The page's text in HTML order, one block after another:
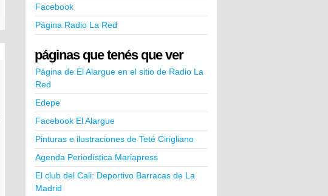
Facebook
Página Radio La Red
páginas que tenés que ver
Página de El Alargue en el sitio de Radio La
Red
Edepe
Facebook El Alargue
Pinturas e ilustraciones de Teté Cirigliano
Agenda Periodística Mariapress
El club del Cali: Deportivo Barracas de La
Madrid